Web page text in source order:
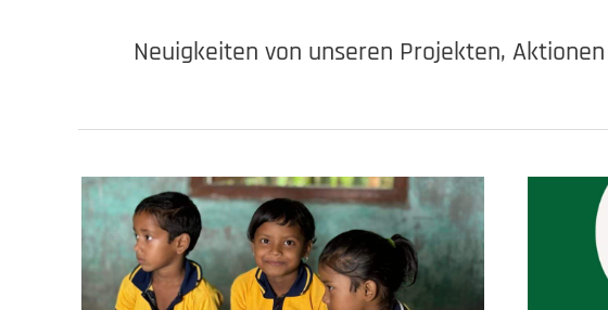
Neuigkeiten von unseren Projekten,